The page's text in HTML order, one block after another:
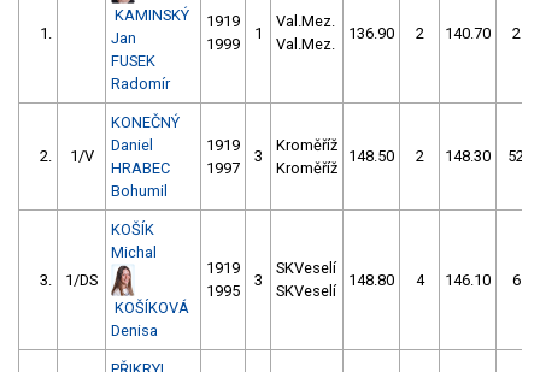
1.
KAMINSKÝ
Jan
FUSEK
Radomír
1919
1999
1
Val.Mez.
Val.Mez.
136.90 2 140.70 2
2. 1/V
KONEČNÝ
Daniel
HRABEC
Bohumil
1919
1997
3
Kroměříž
Kroměříž
148.50 2 148.30 52
3. 1/DS
KOŠÍK
Michal
KOŠÍKOVÁ
Denisa
1919
1995
3
SKVeselí
SKVeselí
148.80 4 146.10 6